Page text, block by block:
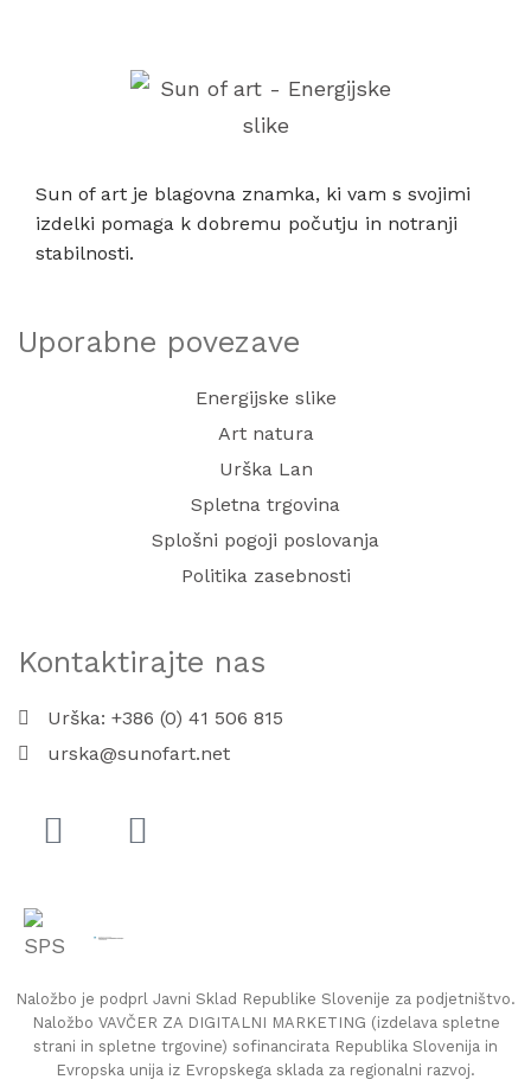
Sun of art je blagovna znamka, ki vam s svojimi
izdelki pomaga k dobremu počutju in notranji
stabilnosti.
Uporabne povezave
Energijske slike
Art natura
Urška Lan
Spletna trgovina
Splošni pogoji poslovanja
Politika zasebnosti
Kontaktirajte nas
Urška: +386 (0) 41 506 815
urska@sunofart.net
Naložbo je podprl Javni Sklad Republike Slovenije za podjetništvo.
Naložbo VAVČER ZA DIGITALNI MARKETING (izdelava spletne
strani in spletne trgovine) sofinancirata Republika Slovenija in
Evropska unija iz Evropskega sklada za regionalni razvoj.